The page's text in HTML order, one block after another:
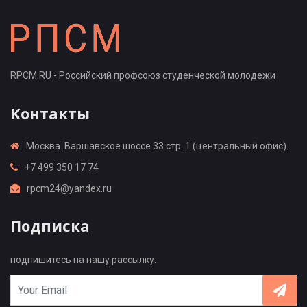
RPCM.RU - Российский профсоюз студенческой молодежи
Контакты
Москва. Варшавское шоссе 33 стр. 1 (центральный офис).
+7 499 350 17 74
rpcm24@yandex.ru
Подписка
подпишитесь на нашу рассылку: